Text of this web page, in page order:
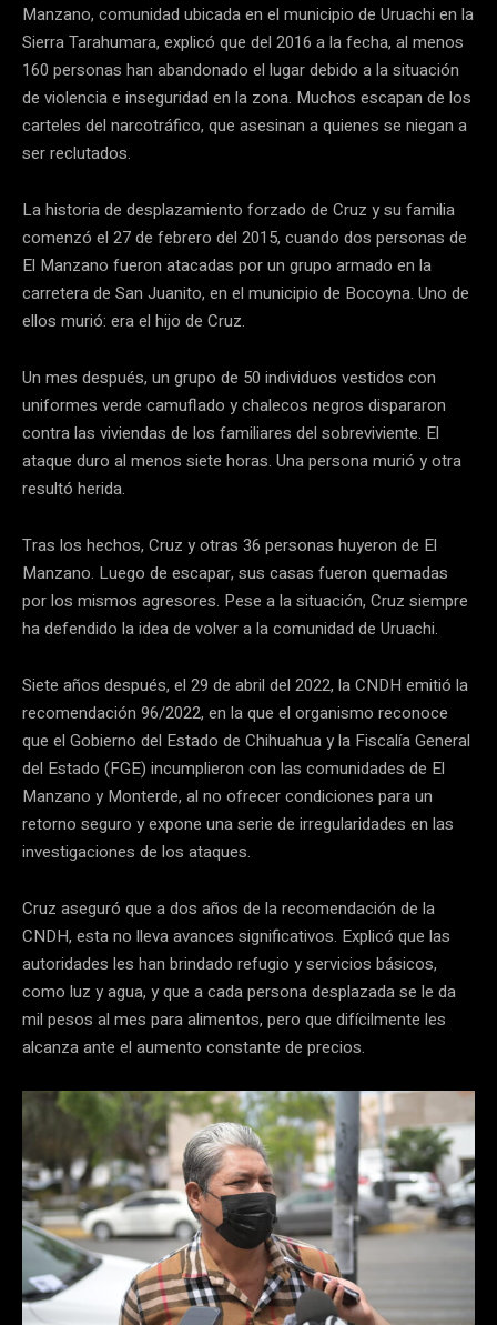
Manzano, comunidad ubicada en el municipio de Uruachi en la
Sierra Tarahumara, explicó que del 2016 a la fecha, al menos
160 personas han abandonado el lugar debido a la situación
de violencia e inseguridad en la zona. Muchos escapan de los
carteles del narcotráfico, que asesinan a quienes se niegan a
ser reclutados.
La historia de desplazamiento forzado de Cruz y su familia
comenzó el 27 de febrero del 2015, cuando dos personas de
El Manzano fueron atacadas por un grupo armado en la
carretera de San Juanito, en el municipio de Bocoyna. Uno de
ellos murió: era el hijo de Cruz.
Un mes después, un grupo de 50 individuos vestidos con
uniformes verde camuflado y chalecos negros dispararon
contra las viviendas de los familiares del sobreviviente. El
ataque duro al menos siete horas. Una persona murió y otra
resultó herida.
Tras los hechos, Cruz y otras 36 personas huyeron de El
Manzano. Luego de escapar, sus casas fueron quemadas
por los mismos agresores. Pese a la situación, Cruz siempre
ha defendido la idea de volver a la comunidad de Uruachi.
Siete años después, el 29 de abril del 2022, la CNDH emitió la
recomendación 96/2022, en la que el organismo reconoce
que el Gobierno del Estado de Chihuahua y la Fiscalía General
del Estado (FGE) incumplieron con las comunidades de El
Manzano y Monterde, al no ofrecer condiciones para un
retorno seguro y expone una serie de irregularidades en las
investigaciones de los ataques.
Cruz aseguró que a dos años de la recomendación de la
CNDH, esta no lleva avances significativos. Explicó que las
autoridades les han brindado refugio y servicios básicos,
como luz y agua, y que a cada persona desplazada se le da
mil pesos al mes para alimentos, pero que difícilmente les
alcanza ante el aumento constante de precios.